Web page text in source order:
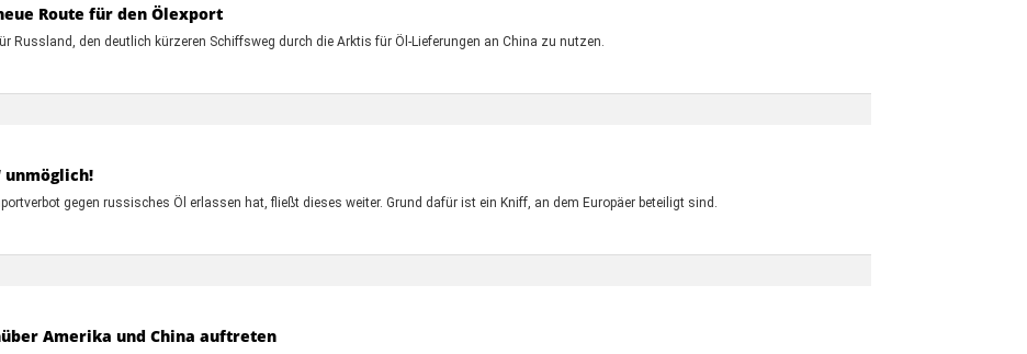
Route für den Ölexport
Russland, den deutlich kürzeren Schiffsweg durch die Arktis für Öl-Lieferungen an China zu nutzen.
unmöglich!
gegen russisches Öl erlassen hat, fließt dieses weiter. Grund dafür ist ein Kniff, an dem Europäer beteiligt sind.
Amerika und China auftreten